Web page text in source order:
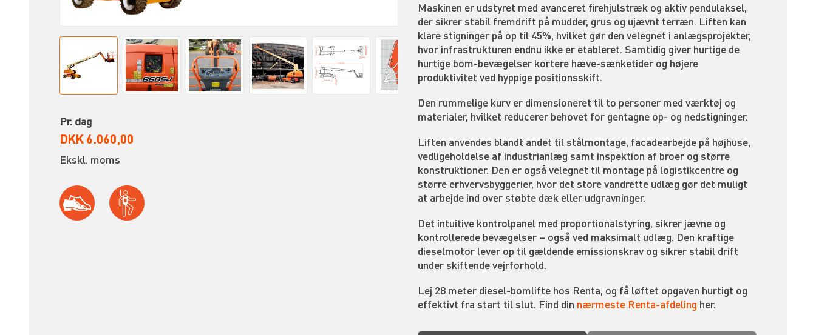
Pr. dag
DKK 6.060,00
Ekskl. moms
Maskinen er udstyret med avanceret firehjulstræk og aktiv pendulaksel,
der sikrer stabil fremdrift på mudder, grus og ujævnt terræn. Liften kan
klare stigninger på op til 45%, hvilket gør den velegnet i anlægsprojekter,
hvor infrastrukturen endnu ikke er etableret. Samtidig giver hurtige de
hurtige bom-bevægelser kortere hæve-sænketider og højere
produktivitet ved hyppige positionsskift.
Den rummelige kurv er dimensioneret til to personer med værktøj og
materialer, hvilket reducerer behovet for gentagne op- og nedstigninger.
Liften anvendes blandt andet til stålmontage, facadearbejde på højhuse,
vedligeholdelse af industrianlæg samt inspektion af broer og større
konstruktioner. Den er også velegnet til montage på logistikcentre og
større erhvervsbyggerier, hvor det store vandrette udlæg gør det muligt
at arbejde ind over støbte dæk eller udgravninger.
Det intuitive kontrolpanel med proportionalstyring, sikrer jævne og
kontrollerede bevægelser – også ved maksimalt udlæg. Den kraftige
dieselmotor lever op til gældende emissionskrav og sikrer stabil drift
under skiftende vejrforhold.
Lej 28 meter diesel-bomlifte hos Renta, og få løftet opgaven hurtigt og
effektivt fra start til slut. Find din nærmeste Renta-afdeling her.